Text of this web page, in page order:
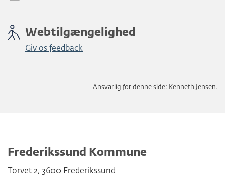
Webtilgængelighed
Giv os feedback
Ansvarlig for denne side: Kenneth Jensen.
Frederikssund Kommune
Torvet 2, 3600 Frederikssund